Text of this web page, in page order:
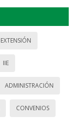
EXTENSIÓN
IIE
ADMINISTRACIÓN
CONVENIOS